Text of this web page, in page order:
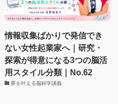
情報収集ばかりで発信でき
ない女性起業家へ｜研究・
探索が得意になる3つの脳活
用スタイル分類｜No.62
夢を叶える脳科学講義